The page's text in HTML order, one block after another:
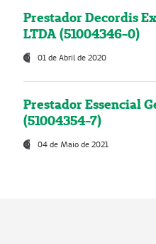
Prestador Decordis
LTDA (51004346-0)
01 de Abril de 2020
Prestador Essencial
(51004354-7)
04 de Maio de 2021